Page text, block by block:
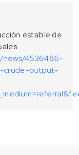
estable de
news/4536486-
crude-output-